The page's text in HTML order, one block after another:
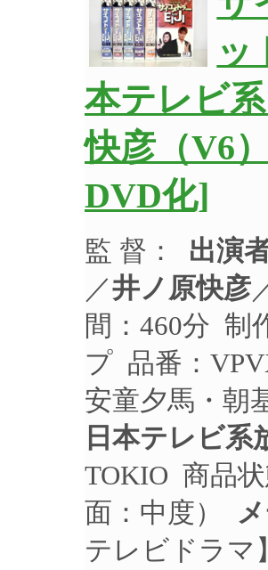
ッ
本テレビ
快彦（V6
DVD化]
監 督： 出演
／井ノ原快彦
間：460分 制
プ 品番：
安童夕馬・朝
日本テレビ系
TOKIO 商品
面：中度）
テレビドラマ】